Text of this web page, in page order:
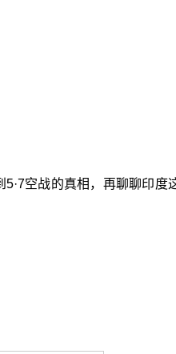
空战的真相，再聊聊印度